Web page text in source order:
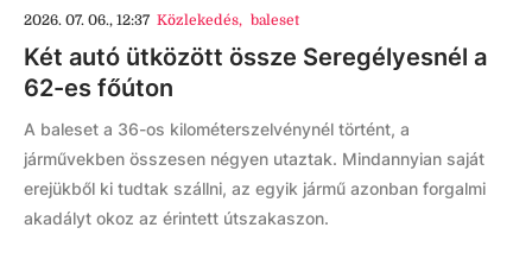
2026. 07. 06., 12:37 Közlekedés, baleset
Két autó ütközött össze Seregélyesnél a
62-es főúton
A baleset a 36-os kilométerszelvénynél történt, a
járművekben összesen négyen utaztak. Mindannyian saját
erejükből ki tudtak szállni, az egyik jármű azonban forgalmi
akadályt okoz az érintett útszakaszon.